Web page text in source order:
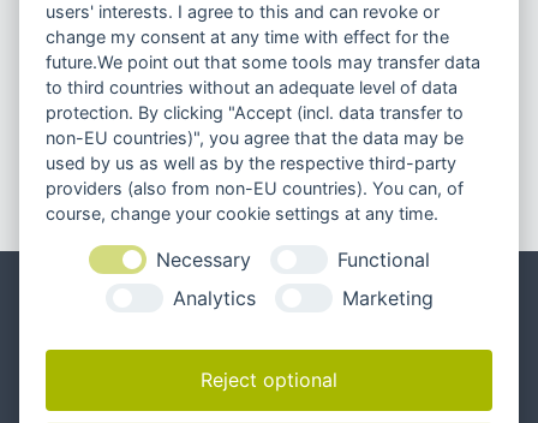
Unser Kunden & Projekte
Unseren Newsletter abonnieren
users' interests. I agree to this and can revoke or
change my consent at any time with effect for the
future.We point out that some tools may transfer data
to third countries without an adequate level of data
protection. By clicking "Accept (incl. data transfer to
non-EU countries)", you agree that the data may be
used by us as well as by the respective third-party
providers (also from non-EU countries). You can, of
course, change your cookie settings at any time.
Necessary
Functional
Analytics
Marketing
Reject optional